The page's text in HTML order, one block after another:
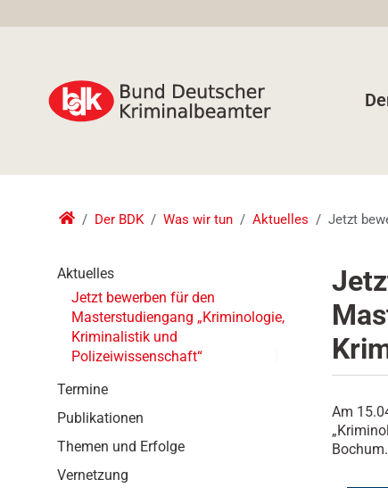
Der BDK Was wir tun Aktuelles Jetzt
Am
Bochum.
Aktuelles
Jetzt bewerben für den
Masterstudiengang „Kriminologie,
Kriminalistik und
Polizeiwissenschaft“
Termine
Publikationen
Themen und Erfolge
Vernetzung